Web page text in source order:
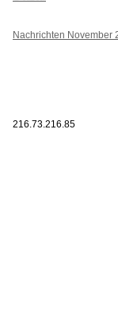
Nachrichten November
216.73.216.85